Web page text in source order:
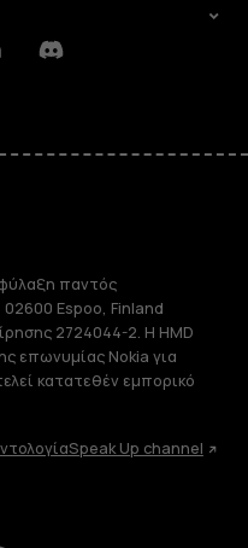
Discord
παντός
Espoo, Finland
2724044-2. Η HMD
επωνυμίας Nokia για
κατατεθέν εμπορικό
Speak Up channel